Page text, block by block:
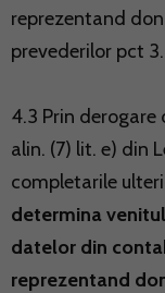
reprezentand
prevederilor pct 3.
4.3 Prin derogare
alin. (7) lit. e) din
completarile
determina
datelor din
reprezentand